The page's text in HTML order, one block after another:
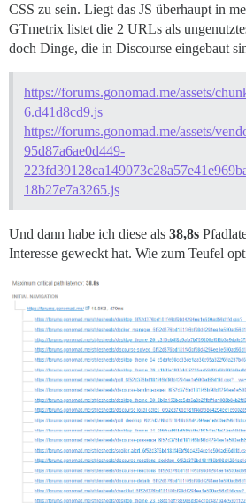
CSS zu sein. Liegt das JS überhaupt in
GTmetrix listet die 2 URLs als
doch Dinge, die in Discourse eingebaut
https://forums.gonomad.me/assets/
6.d41d8cd9.js
https://forums.gonomad.me/assets/
95d87a6ae0d449-
18b27e7a3265.js
Und dann habe ich diese als 38,8s
Interesse geweckt hat. Wie zum Teufel